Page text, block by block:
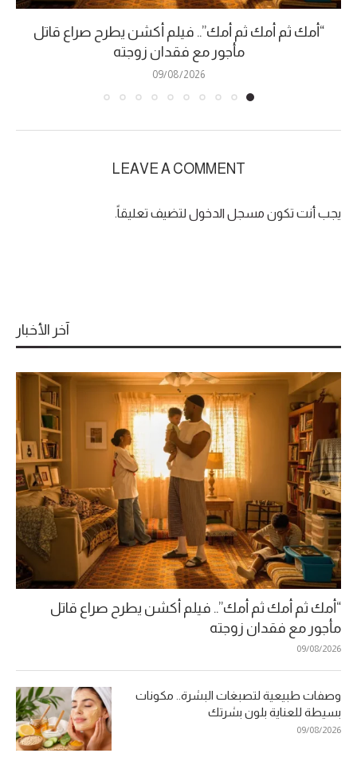
“أمك ثم أمك ثم أمك”.. فيلم أكشن يطرح صراع قاتل
مأجور مع فقدان زوجته
09/08/2026
LEAVE A COMMENT
يجب أنت تكون مسجل الدخول لتضيف تعليقاً.
آخر الأخبار
“أمك ثم أمك ثم أمك”.. فيلم أكشن يطرح صراع قاتل
مأجور مع فقدان زوجته
09/08/2026
وصفات طبيعية لتصبغات البشرة.. مكونات
بسيطة للعناية بلون بشرتك
09/08/2026